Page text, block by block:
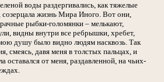
воды раздергивались, как тяжелые
созерцала жизнь Мира Иного. Вот они,
рыбки-голомянки – мелькают,
видны внутри все ребрышки, хребет,
душу было видно людям насквозь. Так
смеясь, давя меня в толстых пальцах, и
оставался от меня, раздавленной, на чьих-